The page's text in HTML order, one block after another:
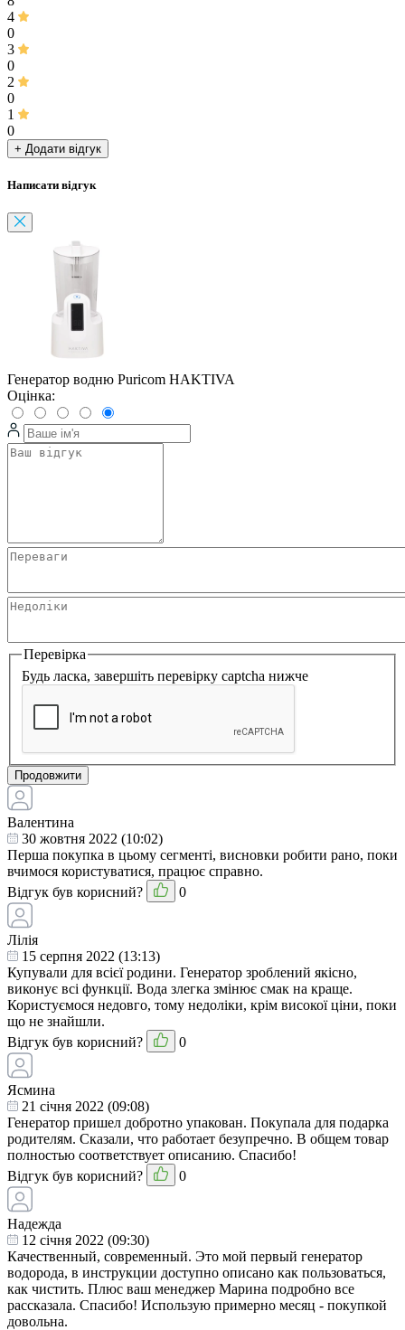
4
0
3
0
2
0
1
0
+ Додати відгук
Написати відгук
Генератор водню Puricom HAKTIVA
Оцінка:
Перевірка
Будь ласка, завершіть перевірку captcha нижче
Продовжити
Валентина
30 жовтня 2022 (10:02)
Перша покупка в цьому сегменті, висновки робити рано, поки
вчимося користуватися, працює справно.
Відгук був корисний?
0
Лілія
15 серпня 2022 (13:13)
Купували для всієї родини. Генератор зроблений якісно,
виконує всі функції. Вода злегка змінює смак на краще.
Користуємося недовго, тому недоліки, крім високої ціни, поки
що не знайшли.
Відгук був корисний?
0
Ясмина
21 cічня 2022 (09:08)
Генератор пришел добротно упакован. Покупала для подарка
родителям. Сказали, что работает безупречно. В общем товар
полностью соответствует описанию. Спасибо!
Відгук був корисний?
0
Надежда
12 cічня 2022 (09:30)
Качественный, современный. Это мой первый генератор
водорода, в инструкции доступно описано как пользоваться,
как чистить. Плюс ваш менеджер Марина подробно все
рассказала. Спасибо! Использую примерно месяц - покупкой
довольна.